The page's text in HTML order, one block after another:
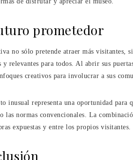
prometedor
no sólo pretende atraer más visitantes,
y relevantes para todos. Al abrir sus
creativos para involucrar a sus
inusual representa una oportunidad
las normas convencionales. La
expuestas y entre los propios visitantes.